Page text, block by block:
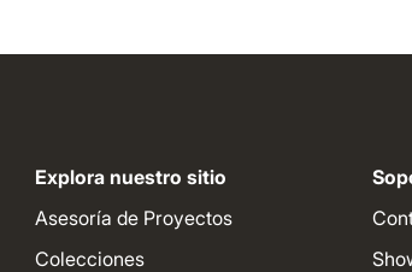
Explora nuestro sitio
Asesoría de Proyectos
Colecciones